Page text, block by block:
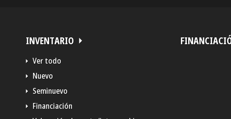
INVENTARIO
Ver todo
Nuevo
Seminuevo
Financiación